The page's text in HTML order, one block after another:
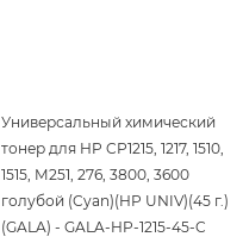
Универсальный химический
тонер для HP CP1215, 1217, 1510,
1515, M251, 276, 3800, 3600
голубой (Cyan)(HP UNIV)(45 г.)
(GALA) - GALA-HP-1215-45-C